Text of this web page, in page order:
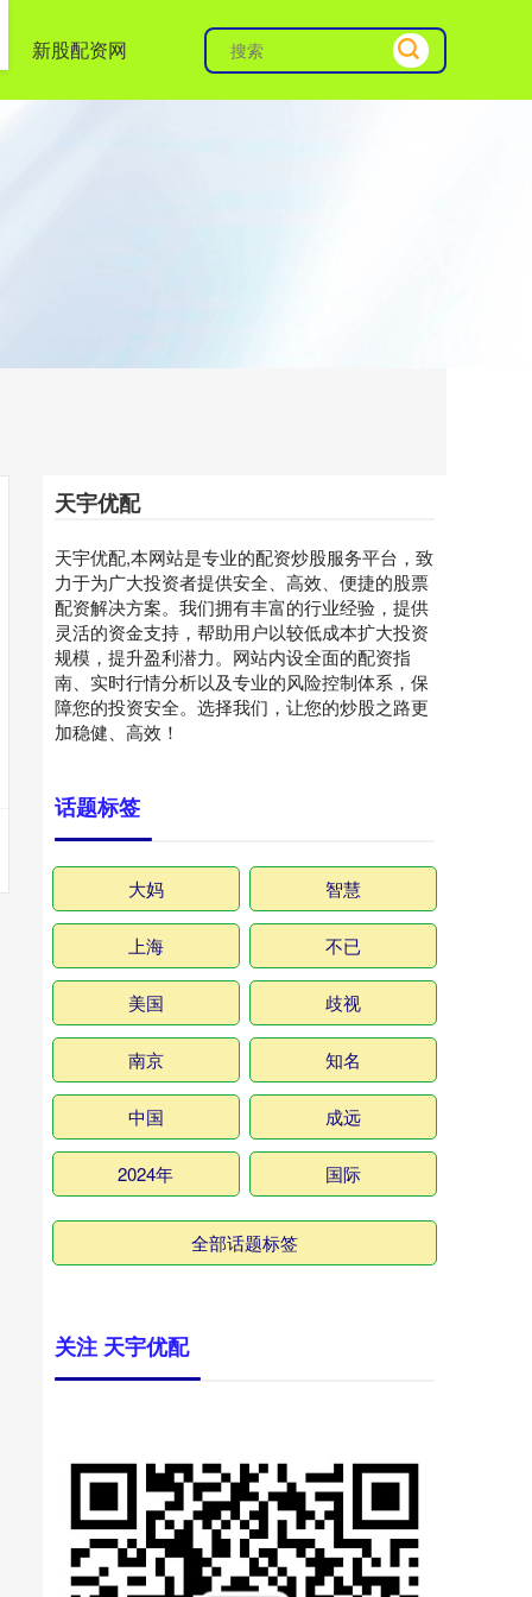
新股配资网
天宇优配
天宇优配,本网站是专业的配资炒股服务平台，致
力于为广大投资者提供安全、高效、便捷的股票
配资解决方案。我们拥有丰富的行业经验，提供
灵活的资金支持，帮助用户以较低成本扩大投资
规模，提升盈利潜力。网站内设全面的配资指
南、实时行情分析以及专业的风险控制体系，保
障您的投资安全。选择我们，让您的炒股之路更
加稳健、高效！
话题标签
大妈 智慧
上海 不已
美国 歧视
南京 知名
中国 成远
2024年 国际
全部话题标签
关注 天宇优配